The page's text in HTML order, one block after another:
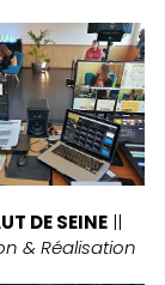
DE SEINE
& Réalisation